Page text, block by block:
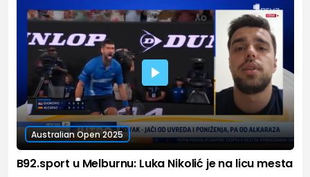
Australian Open 2025
B92.sport u Melburnu: Luka Nikolić je na licu mesta